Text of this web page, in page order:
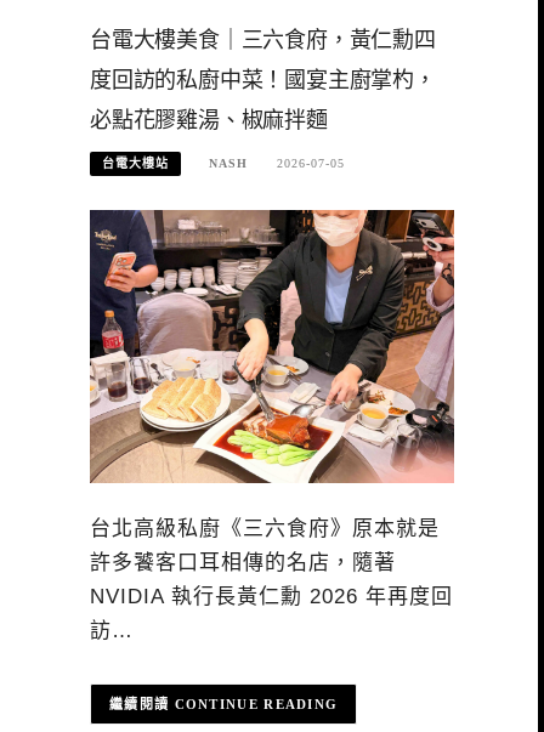
台電大樓美食｜三六食府，黃仁勳四
度回訪的私廚中菜！國宴主廚掌杓，
必點花膠雞湯、椒麻拌麵
台電大樓站 NASH 2026-07-05
台北高級私廚《三六食府》原本就是
許多饕客口耳相傳的名店，隨著
NVIDIA 執行長黃仁勳 2026 年再度回
訪…
CONTINUE READING